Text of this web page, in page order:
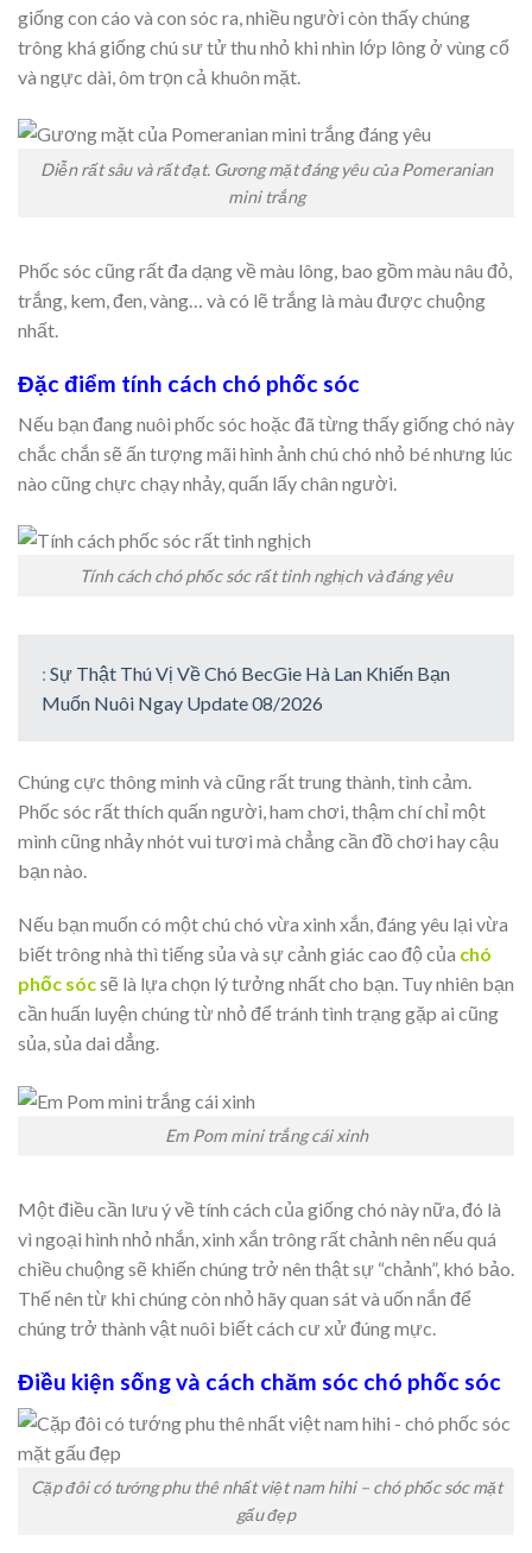
giống con cáo và con sóc ra, nhiều người còn thấy chúng
trông khá giống chú sư tử thu nhỏ khi nhìn lớp lông ở vùng cổ
và ngực dài, ôm trọn cả khuôn mặt.
Diễn rất sâu và rất đạt. Gương mặt đáng yêu của Pomeranian
mini trắng
Phốc sóc cũng rất đa dạng về màu lông, bao gồm màu nâu đỏ,
trắng, kem, đen, vàng… và có lẽ trắng là màu được chuộng
nhất.
Đặc điểm tính cách chó phốc sóc
Nếu bạn đang nuôi phốc sóc hoặc đã từng thấy giống chó này
chắc chắn sẽ ấn tượng mãi hình ảnh chú chó nhỏ bé nhưng lúc
nào cũng chực chạy nhảy, quấn lấy chân người.
Tính cách chó phốc sóc rất tinh nghịch và đáng yêu
: Sự Thật Thú Vị Về Chó BecGie Hà Lan Khiến Bạn
Muốn Nuôi Ngay Update 08/2026
Chúng cực thông minh và cũng rất trung thành, tình cảm.
Phốc sóc rất thích quấn người, ham chơi, thậm chí chỉ một
mình cũng nhảy nhót vui tươi mà chẳng cần đồ chơi hay cậu
bạn nào.
Nếu bạn muốn có một chú chó vừa xinh xắn, đáng yêu lại vừa
biết trông nhà thì tiếng sủa và sự cảnh giác cao độ của chó
phốc sócsẽ là lựa chọn lý tưởng nhất cho bạn. Tuy nhiên bạn
cần huấn luyện chúng từ nhỏ để tránh tình trạng gặp ai cũng
sủa, sủa dai dẳng.
Em Pom mini trắng cái xinh
Một điều cần lưu ý về tính cách của giống chó này nữa, đó là
vì ngoại hình nhỏ nhắn, xinh xắn trông rất chảnh nên nếu quá
chiều chuộng sẽ khiến chúng trở nên thật sự “chảnh”, khó bảo.
Thế nên từ khi chúng còn nhỏ hãy quan sát và uốn nắn để
chúng trở thành vật nuôi biết cách cư xử đúng mực.
Điều kiện sống và cách chăm sóc chó phốc sóc
Cặp đôi có tướng phu thê nhất việt nam hihi – chó phốc sóc mặt
gấu đẹp